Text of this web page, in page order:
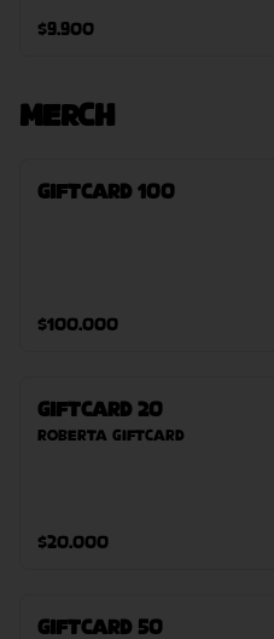
$9.900
Merch
GiftCard 100
$100.000
GiftCard 20
Roberta GiftCard
$20.000
GiftCard 50